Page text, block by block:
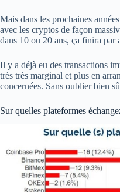
Mais dans les prochaines
avec les cryptos de façon
dans 10 ou 20 ans, ça finira par
Il y a déjà eu des transactions
très très marginal et plus en
concernées. Sans oublier bien
Sur quelles plateformes